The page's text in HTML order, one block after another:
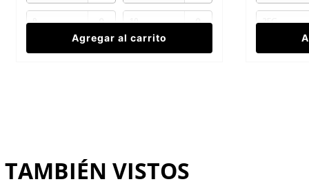
9
10
Agregar al carrito
2EG
TAMBIÉN VISTOS